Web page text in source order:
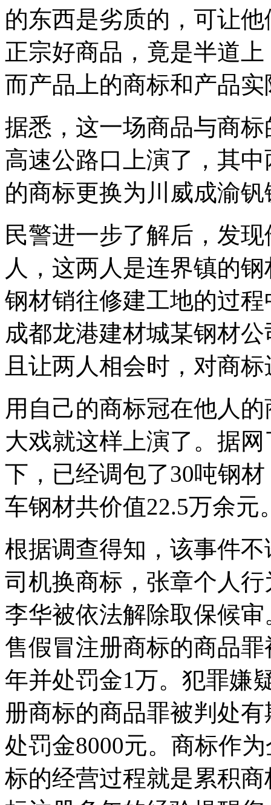
的东西是劣质的，可让
正宗好商品，竟是半道上
而产品上的商标和产品
据悉，这一场商品与商
高速公路口上演了，其
的商标更换为川威成渝
民警进一步了解后，发
人，这两人是连界镇的
钢材销往修建工地的过
成都龙港建材城某钢材
且让两人相会时，对商
用自己的商标冠在他人
大戏就这样上演了。据
下，已经调包了30吨钢
车钢材共价值22.5万余元
根据调查得知，该事件
司机换商标，张章个人
李华被依法解除取保候
售假冒注册商标的商品
年并处罚金1万。犯罪嫌
册商标的商品罪被判处
处罚金8000元。商标作
标的经营过程就是累积